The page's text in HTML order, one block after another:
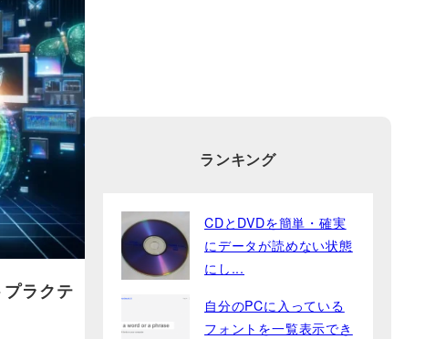
ラクテ
ランキング
CDとDVDを簡単・確実
にデータが読めない状態
にし...
自分のPCに入っている
フォントを一覧表示でき